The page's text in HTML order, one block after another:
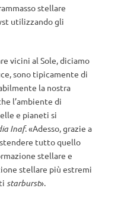
stellare
utilizzando gli
vicini al Sole, diciamo
sono tipicamente di
la nostra
l’ambiente di
e pianeti si
Inaf. «Adesso, grazie a
tutto quello
stellare e
stellare più estremi
starburst».